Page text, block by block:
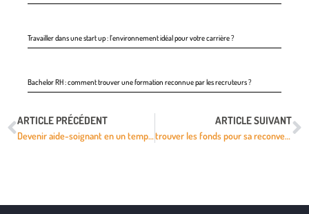
Travailler dans une start up : l’environnement idéal pour votre carrière ?
Bachelor RH : comment trouver une formation reconnue par les recruteurs ?
ARTICLE PRÉCÉDENT
Devenir aide-soignant en un temps record : découvrez la formation express
ARTICLE SUIVANT
trouver les fonds pour sa reconversion pro : astuces et surprises !